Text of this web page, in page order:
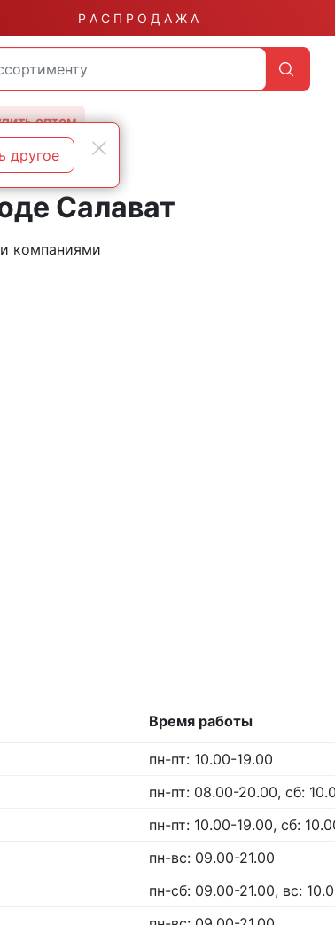
Р А С П Р О Д А Ж А
оптом
Салават
компаниями
Время работы
пн-пт: 10.00-19.00
пн-пт: 08.00-20.00, сб:
пн-пт: 10.00-19.00, сб:
пн-вс: 09.00-21.00
пн-сб: 09.00-21.00, вс:
другое